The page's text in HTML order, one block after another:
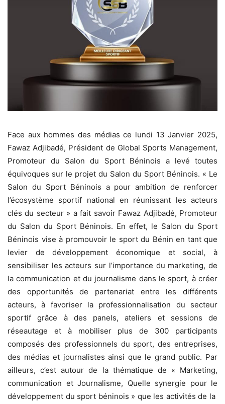
Face aux hommes des médias ce lundi 13 Janvier 2025,
Fawaz Adjibadé, Président de Global Sports Management,
Promoteur du Salon du Sport Béninois a levé toutes
équivoques sur le projet du Salon du Sport Béninois. « Le
Salon du Sport Béninois a pour ambition de renforcer
l’écosystème sportif national en réunissant les acteurs
clés du secteur » a fait savoir Fawaz Adjibadé, Promoteur
du Salon du Sport Béninois. En effet, le Salon du Sport
Béninois vise à promouvoir le sport du Bénin en tant que
levier de développement économique et social, à
sensibiliser les acteurs sur l’importance du marketing, de
la communication et du journalisme dans le sport, à créer
des opportunités de partenariat entre les différents
acteurs, à favoriser la professionnalisation du secteur
sportif grâce à des panels, ateliers et sessions de
réseautage et à mobiliser plus de 300 participants
composés des professionnels du sport, des entreprises,
des médias et journalistes ainsi que le grand public. Par
ailleurs, c’est autour de la thématique de « Marketing,
communication et Journalisme, Quelle synergie pour le
développement du sport béninois » que les activités de la